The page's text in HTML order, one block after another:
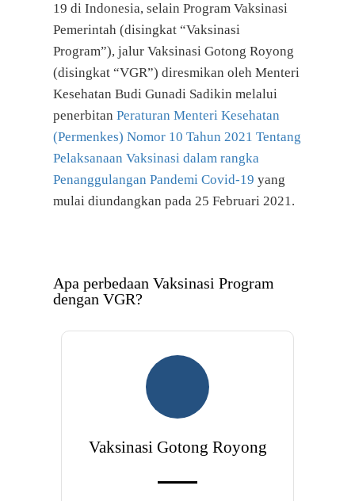
19 di Indonesia, selain Program Vaksinasi
Pemerintah (disingkat “Vaksinasi
Program”), jalur Vaksinasi Gotong Royong
(disingkat “VGR”) diresmikan oleh Menteri
Kesehatan Budi Gunadi Sadikin melalui
penerbitan Peraturan Menteri Kesehatan
(Permenkes) Nomor 10 Tahun 2021 Tentang
Pelaksanaan Vaksinasi dalam rangka
Penanggulangan Pandemi Covid-19 yang
mulai diundangkan pada 25 Februari 2021.
Apa perbedaan Vaksinasi Program
dengan VGR?
Vaksinasi Gotong Royong